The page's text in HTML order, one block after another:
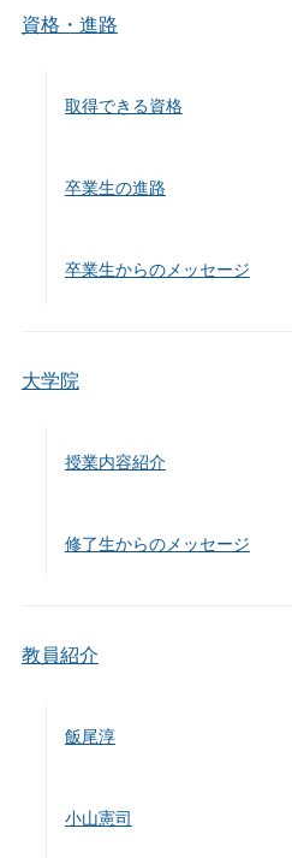
資格・進路
取得できる資格
卒業生の進路
卒業生からのメッセージ
大学院
授業内容紹介
修了生からのメッセージ
教員紹介
飯尾淳
小山憲司